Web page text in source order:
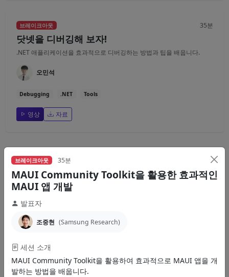
브레이크아웃 35분
닷넷을 디버깅해 보자!
.NET 애플리케이션을 효과적으로 디버깅하는 방법과 팁을 배웁니다.
오민석
Debugging .NET Tools
영상 자료
브레이크아웃 35분
.NET 안되는게 뭔가요?
.NET으로 할 수 있는 다양한 개발 영역을 소개합니다.
이종인
.NET Overview Use Cases
영상
브레이크아웃 35분
MAUI Community Toolkit을 활용한 효과적인
MAUI 앱 개발
발표자
조중현 (Samsung Research)
세션 소개
MAUI Community Toolkit을 활용하여 효과적으로 MAUI 앱을 개
발하는 방법을 배웁니다.